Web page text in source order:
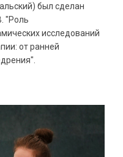
был сделан
"Роль
исследований
от ранней